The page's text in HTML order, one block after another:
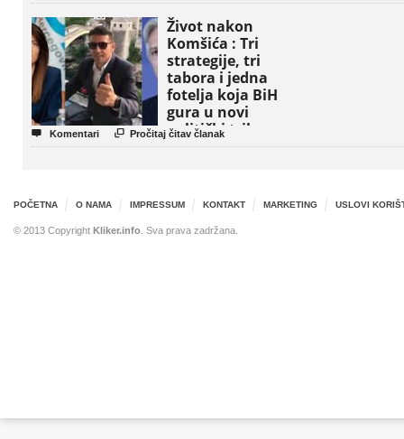
Život nakon
Komšića : Tri
strategije, tri
tabora i jedna
fotelja koja BiH
gura u novi
politički triler
 Komentari  Pročitaj čitav članak
POČETNA O NAMA IMPRESSUM KONTAKT MARKETING USLOVI
© 2013 Copyright Kliker.info. Sva prava zadržana.